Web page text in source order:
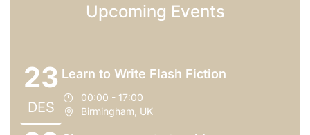
Upcoming Events
23
DES
Learn to Write Flash Fiction
00:00 - 17:00
Birmingham, UK